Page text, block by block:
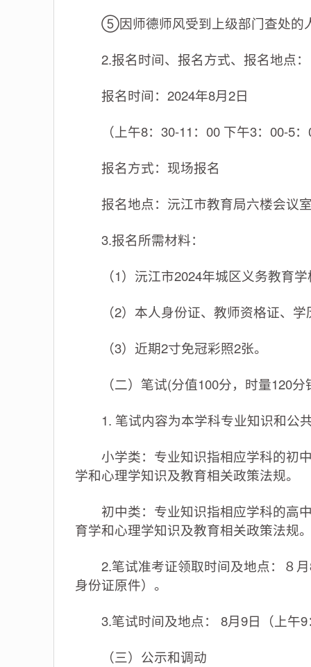
⑤因师德师风受到上级部门查处的
2.报名时间、报名方式、报名地点：
报名时间：2024年8月2日
（上午8：30-11：00 下午3：00-5：
报名方式：现场报名
报名地点：沅江市教育局六楼会议
3.报名所需材料：
（1）沅江市2024年城区义务教育学
（2）本人身份证、教师资格证、学
（3）近期2寸免冠彩照2张。
（二）笔试(分值100分，时量120分
1. 笔试内容为本学科专业知识和公
小学类：专业知识指相应学科的初中
学和心理学知识及教育相关政策法规。
初中类：专业知识指相应学科的高中
育学和心理学知识及教育相关政策法规
2.笔试准考证领取时间及地点：８月
身份证原件）。
3.笔试时间及地点： 8月9日（上午9
（三）公示和调动